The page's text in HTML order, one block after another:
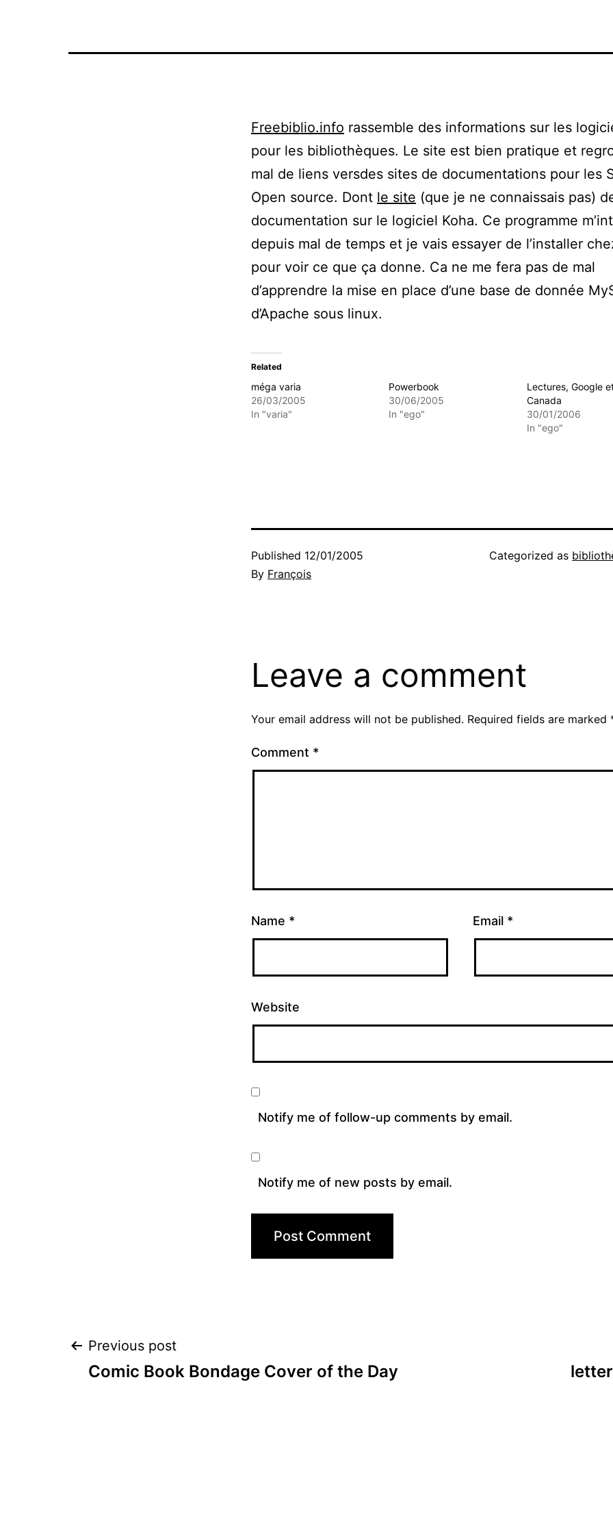
Freebiblio.info rassemble des informations sur les
pour les bibliothèques. Le site est bien pratique et
mal de liens versdes sites de documentations pour les
Open source. Dont le site (que je ne connaissais pas)
documentation sur le logiciel Koha. Ce programme
depuis mal de temps et je vais essayer de l’installer
pour voir ce que ça donne. Ca ne me fera pas de mal
d’apprendre la mise en place d’une base de donnée
d’Apache sous linux.
Related
méga varia
26/03/2005
In "varia"
Powerbook
30/06/2005
In "ego"
Lectures, Google
Canada
30/01/2006
In "ego"
Published 12/01/2005
By François
Categorized as
Leave a comment
Your email address will not be published. Required fields are marked
Comment *
Name * Email *
Website
Notify me of follow-up comments by email.
Notify me of new posts by email.
Post
Previous post
Comic Book Bondage Cover of the Day